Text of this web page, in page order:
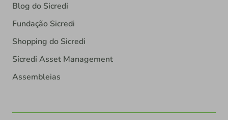
Blog do Sicredi
Fundação Sicredi
Shopping do Sicredi
Sicredi Asset Management
Assembleias